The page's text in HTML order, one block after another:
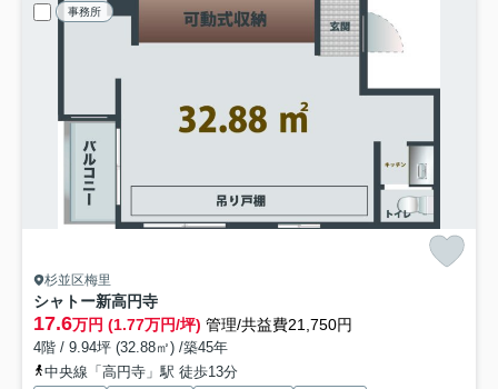
事務所
杉並区梅里
シャトー新高円寺
17.6万円 (1.77万円/坪) 管理/共益費21,750円
4階 / 9.94坪 (32.88㎡) /築45年
中央線「高円寺」駅 徒歩13分